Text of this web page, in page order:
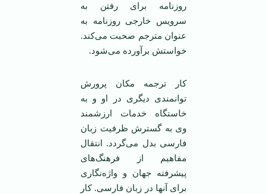
روزنامه برای رفتن به
سرویس خارجی روزنامه به
عنوان مترجم صحبت می‌کند.
خواستش برآورده می‌شود.
کار ترجمه مکان پرورش
توانمندی دیگری در او و به
خاستگاه خدمات ارزشمند
وی به گسترش ظرفیت زبان
فارسی بدل می‌گردد. انتقال
مفاهیم از فرهنگ‌های
پیشرفته جهان و واژه‌نگاری
برای آنها در زبان فارسی. کار